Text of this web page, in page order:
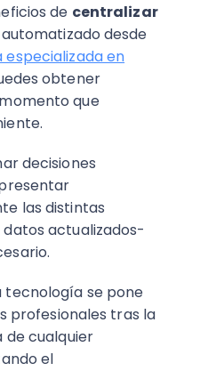
de centralizar
desde
en
obtener
que
decisiones
las distintas
actualizados-
tecnología se pone
profesionales tras la
de cualquier
el